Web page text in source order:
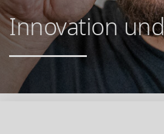
Innovation